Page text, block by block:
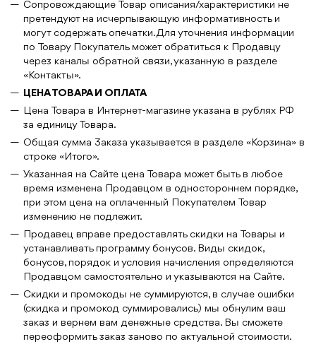
Сопровождающие Товар описания/характеристики не
претендуют на исчерпывающую информативность и
могут содержать опечатки. Для уточнения информации
по Товару Покупатель может обратиться к Продавцу
через каналы обратной связи, указанную в разделе
«Контакты».
ЦЕНА ТОВАРА И ОПЛАТА
Цена Товара в Интернет-магазине указана в рублях РФ
за единицу Товара.
Общая сумма Заказа указывается в разделе «Корзина» в
строке «Итого».
Указанная на Сайте цена Товара может быть в любое
время изменена Продавцом в одностороннем порядке,
при этом цена на оплаченный Покупателем Товар
изменению не подлежит.
Продавец вправе предоставлять скидки на Товары и
устанавливать программу бонусов. Виды скидок,
бонусов, порядок и условия начисления определяются
Продавцом самостоятельно и указываются на Сайте.
Скидки и промокоды не суммируются, в случае ошибки
(скидка и промокод суммировались) мы обнулим ваш
заказ и вернем вам денежные средства. Вы сможете
переоформить заказ заново по актуальной стоимости.